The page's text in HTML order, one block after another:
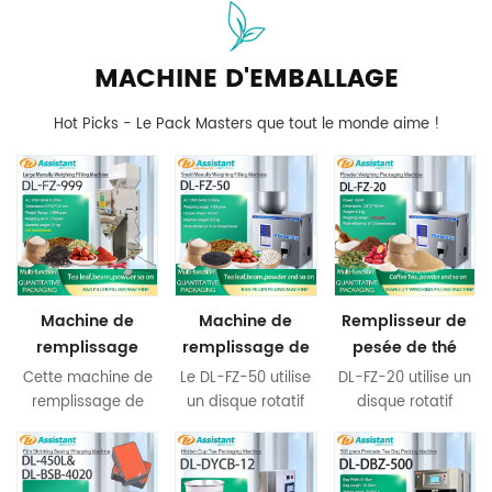
MACHINE D'EMBALLAGE
Hot Picks - Le Pack Masters que tout le monde aime !
Machine de
remplissage
semi-
automatique de
tri de particules
de poudre de thé
de 10 à 999
Cette machine de
remplissage de
avec fonction de
pesée, elle peut
Machine de
remplissage de
pesage de
grains de
graines de thé de
particules de 1 à
50 grammes DL-
Le DL-FZ-50 utilise
un disque rotatif
remplir du thé et
divers matériaux
Remplisseur de
pesée de thé
rotatif de 1 à 20
grammes, avec
Machine de
pesage de
granulés DL-FZ-
DL-FZ-20 utilise un
disque rotatif
remplir du thé et
d'autres matériaux